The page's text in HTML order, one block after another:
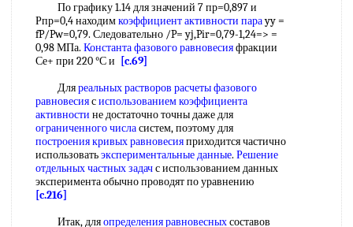
По графику 1.14 для значений 7 пр=0,897 и
Рпр=0,4 находимкоэффициент активности параyy =
fP/Pw=0,79. Следовательно /P= yj,Pir=0,79-1,24=> =
0,98 МПа. Константа фазового равновесияфракции
Се+ при 220 °С и
[c.69]
Дляреальных растворов расчетыфазового
равновесиясиспользованием коэффициента
активности не достаточно точны даже для
ограниченного числасистем, поэтому для
построения кривых равновесияприходится частично
использоватьэкспериментальные данные. Решение
отдельныхчастных задачс использованием данных
эксперимента обычно проводят по уравнению
[c.216]
Итак, дляопределения равновесныхсоставов